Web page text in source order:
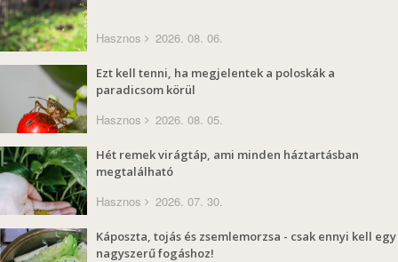
Hasznos 2026. 08. 06.
Ezt kell tenni, ha megjelentek a poloskák a
paradicsom körül
Hasznos 2026. 08. 05.
Hét remek virágtáp, ami minden háztartásban
megtalálható
Hasznos 2026. 07. 30.
Káposzta, tojás és zsemlemorzsa - csak ennyi kell egy
nagyszerű fogáshoz!